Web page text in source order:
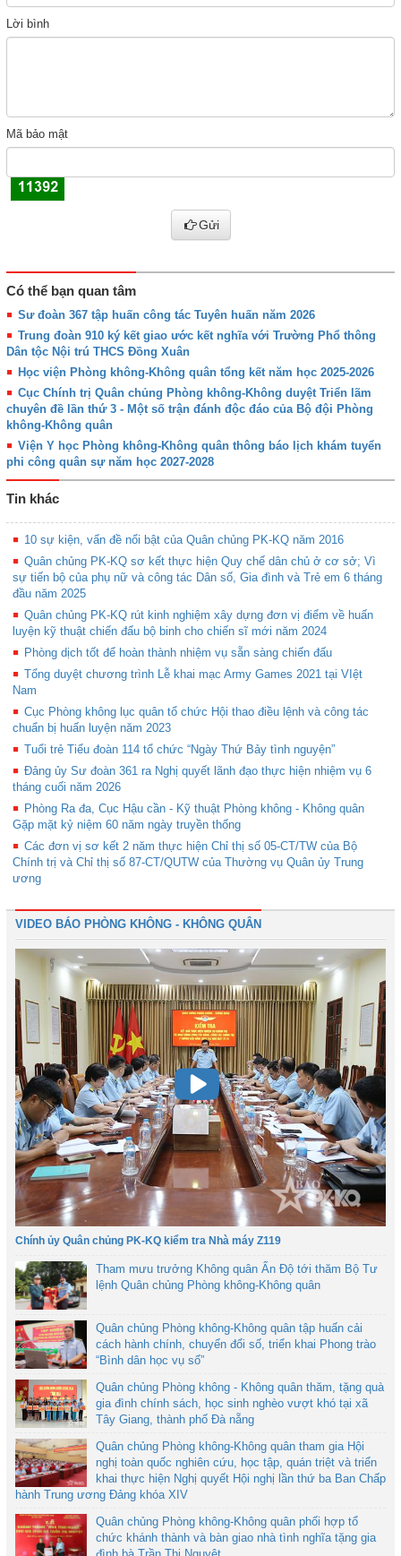
Lời bình
Mã bảo mật
Gửi
Có thể bạn quan tâm
Sư đoàn 367 tập huấn công tác Tuyên huấn năm 2026
Trung đoàn 910 ký kết giao ước kết nghĩa với Trường Phổ thông
Dân tộc Nội trú THCS Đồng Xuân
Học viện Phòng không-Không quân tổng kết năm học 2025-2026
Cục Chính trị Quân chủng Phòng không-Không duyệt Triển lãm
chuyên đề lần thứ 3 - Một số trận đánh độc đáo của Bộ đội Phòng
không-Không quân
Viện Y học Phòng không-Không quân thông báo lịch khám tuyển
phi công quân sự năm học 2027-2028
Tin khác
10 sự kiện, vấn đề nổi bật của Quân chủng PK-KQ năm 2016
Quân chủng PK-KQ sơ kết thực hiện Quy chế dân chủ ở cơ sở; Vì
sự tiến bộ của phụ nữ và công tác Dân số, Gia đình và Trẻ em 6 tháng
đầu năm 2025
Quân chủng PK-KQ rút kinh nghiệm xây dựng đơn vị điểm về huấn
luyện kỹ thuật chiến đấu bộ binh cho chiến sĩ mới năm 2024
Phòng dịch tốt để hoàn thành nhiệm vụ sẵn sàng chiến đấu
Tổng duyệt chương trình Lễ khai mạc Army Games 2021 tại VIệt
Nam
Cục Phòng không lục quân tổ chức Hội thao điều lệnh và công tác
chuẩn bị huấn luyện năm 2023
Tuổi trẻ Tiểu đoàn 114 tổ chức “Ngày Thứ Bảy tình nguyện”
Đảng ủy Sư đoàn 361 ra Nghị quyết lãnh đạo thực hiện nhiệm vụ 6
tháng cuối năm 2026
Phòng Ra đa, Cục Hậu cần - Kỹ thuật Phòng không - Không quân
Gặp mặt kỷ niệm 60 năm ngày truyền thống
Các đơn vị sơ kết 2 năm thực hiện Chỉ thị số 05-CT/TW của Bộ
Chính trị và Chỉ thị số 87-CT/QUTW của Thường vụ Quân ủy Trung
ương
VIDEO BÁO PHÒNG KHÔNG - KHÔNG QUÂN
Chính ủy Quân chủng PK-KQ kiểm tra Nhà máy Z119
Tham mưu trưởng Không quân Ấn Độ tới thăm Bộ Tư
lệnh Quân chủng Phòng không-Không quân
Quân chủng Phòng không-Không quân tập huấn cải
cách hành chính, chuyển đổi số, triển khai Phong trào
“Bình dân học vụ số”
Quân chủng Phòng không - Không quân thăm, tặng quà
gia đình chính sách, học sinh nghèo vượt khó tại xã
Tây Giang, thành phố Đà nẵng
Quân chủng Phòng không-Không quân tham gia Hội
nghị toàn quốc nghiên cứu, học tập, quán triệt và triển
khai thực hiện Nghị quyết Hội nghị lần thứ ba Ban Chấp
hành Trung ương Đảng khóa XIV
Quân chủng Phòng không-Không quân phối hợp tổ
chức khánh thành và bàn giao nhà tình nghĩa tặng gia